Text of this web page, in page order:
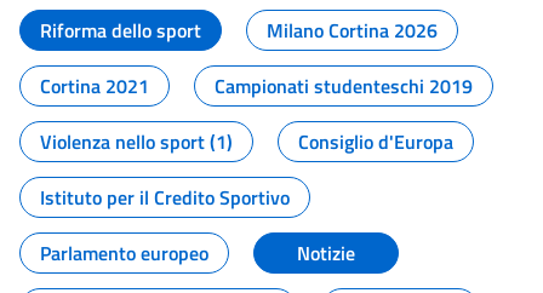
Riforma dello sport
Milano Cortina 2026
Cortina 2021
Campionati studenteschi 2019
Violenza nello sport (1)
Consiglio d'Europa
Istituto per il Credito Sportivo
Parlamento europeo
Notizie